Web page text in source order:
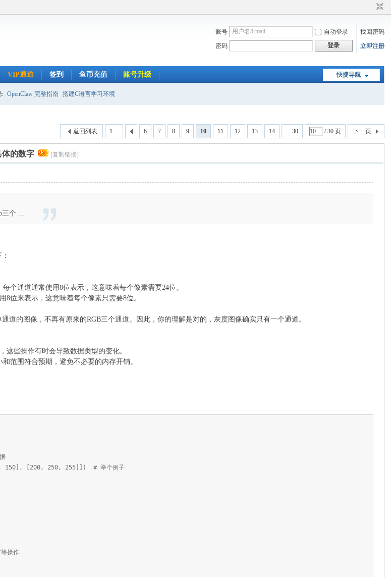
账号 自动登录
找回密码
密码
登录 立即注册
快捷导航
VIP通道 签到 鱼币充值 账号升级
OpenClaw 完整指南 搭建C语言学习环境
1 ... 6 7 8 9 10 11 12 13 14 ... 30 / 30 页 下一页
返回列表
体的数字 [复制链接]
三个 ...
个通道通常使用8位表示，这意味着每个像素需要24位。
位来表示，这意味着每个像素只需要8位。
道的图像，不再有原来的RGB三个通道。因此，你的理解是对的，灰度图像确实只有一个通道。
这些操作有时会导致数据类型的变化。
范围符合预期，避免不必要的内存开销。
150], [200, 250, 255]]) # 举个例子
操作